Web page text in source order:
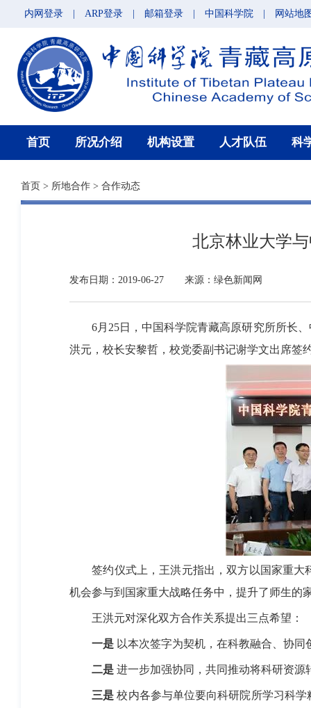
内网登录 ARP登录 邮箱登录 中国科学院 网站地
首页 所况介绍 机构设置 人才队伍 科
首页 > 所地合作 > 合作动态
北京林业大学
发布日期：2019-06-27 来源：绿色新闻网
6月25日，中国科学院青藏高原研究所所长、
洪元，校长安黎哲，校党委副书记谢学文出席签
签约仪式上，王洪元指出，双方以国家重大
机会参与到国家重大战略任务中，提升了师生的
王洪元对深化双方合作关系提出三点希望：
一是 以本次签字为契机，在科教融合、协
二是 进一步加强协同，共同推动将科研资
三是 校内各参与单位要向科研院所学习科